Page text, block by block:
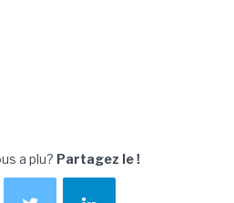
a plu? Partagez le !